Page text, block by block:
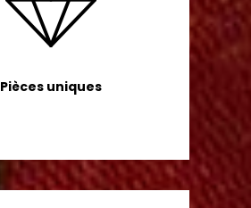
Pièces uniques